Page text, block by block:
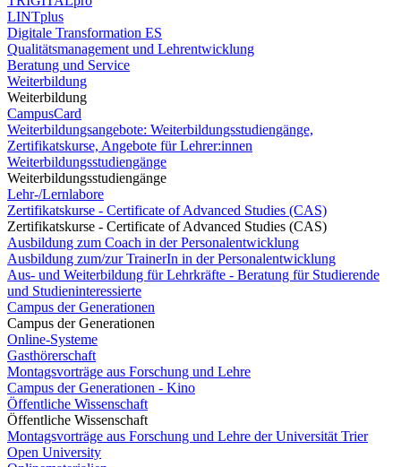
LINTplus
Digitale Transformation ES
Qualitätsmanagement und Lehrentwicklung
Beratung und Service
Weiterbildung
Weiterbildung
CampusCard
Weiterbildungsangebote: Weiterbildungsstudiengänge,
Zertifikatskurse, Angebote für Lehrer:innen
Weiterbildungsstudiengänge
Weiterbildungsstudiengänge
Lehr-/Lernlabore
Zertifikatskurse - Certificate of Advanced Studies (CAS)
Zertifikatskurse - Certificate of Advanced Studies (CAS)
Ausbildung zum Coach in der Personalentwicklung
Ausbildung zum/zur TrainerIn in der Personalentwicklung
Aus- und Weiterbildung für Lehrkräfte - Beratung für Studierende
und Studieninteressierte
Campus der Generationen
Campus der Generationen
Online-Systeme
Gasthörerschaft
Montagsvorträge aus Forschung und Lehre
Campus der Generationen - Kino
Öffentliche Wissenschaft
Öffentliche Wissenschaft
Montagsvorträge aus Forschung und Lehre der Universität Trier
Open University